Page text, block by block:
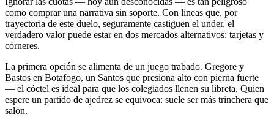
como comprar una narrativa sin soporte. Con líneas que, por
trayectoria de este duelo, seguramente castiguen el under, el
verdadero valor puede estar en dos mercados alternativos: tarjetas y
córneres.
La primera opción se alimenta de un juego trabado. Gregore y
Bastos en Botafogo, un Santos que presiona alto con pierna fuerte
— el cóctel es ideal para que los colegiados llenen su libreta. Quien
espere un partido de ajedrez se equivoca: suele ser más trinchera que
salón.